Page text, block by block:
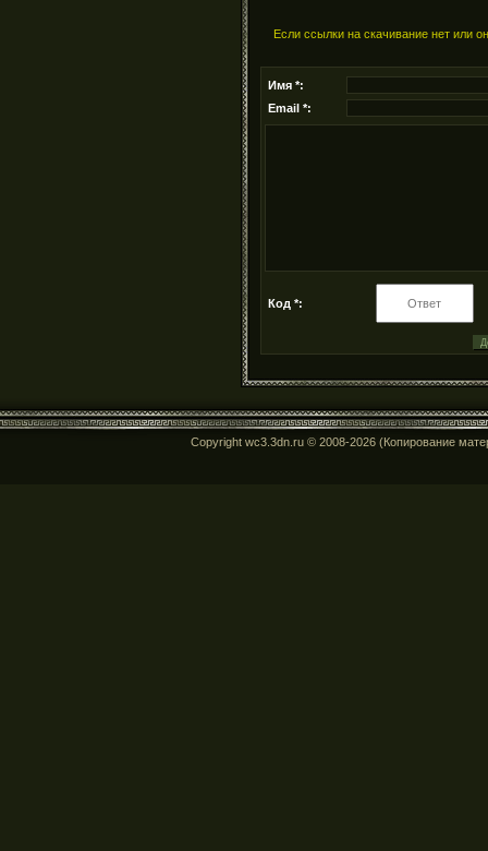
Если ссылки на скачивание нет или
Имя *:
Email *:
Код *:
Copyright wc3.3dn.ru © 2008-2026 (Копирование